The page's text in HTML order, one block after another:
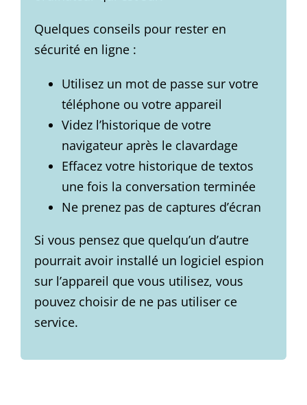
Quelques conseils pour rester en
sécurité en ligne :
Utilisez un mot de passe sur votre
téléphone ou votre appareil
Videz l’historique de votre
navigateur après le clavardage
Effacez votre historique de textos
une fois la conversation terminée
Ne prenez pas de captures d’écran
Si vous pensez que quelqu’un d’autre
pourrait avoir installé un logiciel espion
sur l’appareil que vous utilisez, vous
pouvez choisir de ne pas utiliser ce
service.